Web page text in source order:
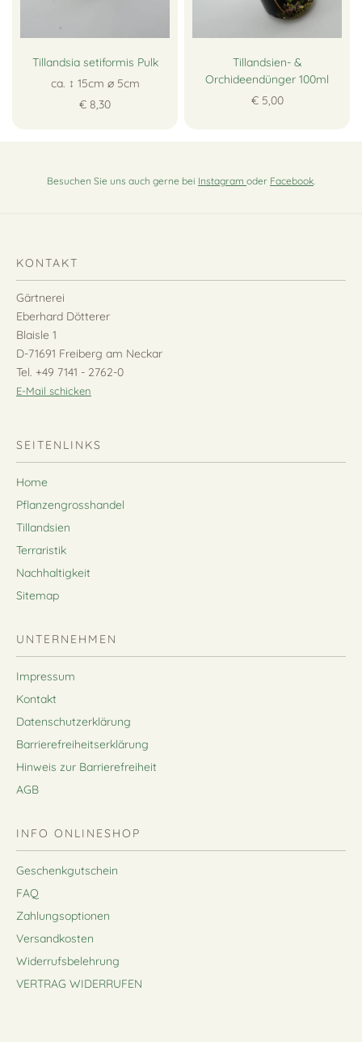
Tillandsia setiformis Pulk
ca. ↕ 15cm ∅ 5cm
€ 8,30
Tillandsien- &
Orchideendünger 100ml
€ 5,00
Besuchen Sie uns auch gerne bei Instagram oder Facebook.
KONTAKT
Gärtnerei
Eberhard Dötterer
Blaisle 1
D-71691 Freiberg am Neckar
Tel. +49 7141 - 2762-0
E-Mail schicken
SEITENLINKS
Home
Pflanzengrosshandel
Tillandsien
Terraristik
Nachhaltigkeit
Sitemap
UNTERNEHMEN
Impressum
Kontakt
Datenschutzerklärung
Barrierefreiheitserklärung
Hinweis zur Barrierefreiheit
AGB
INFO ONLINESHOP
Geschenkgutschein
FAQ
Zahlungsoptionen
Versandkosten
Widerrufsbelehrung
VERTRAG WIDERRUFEN